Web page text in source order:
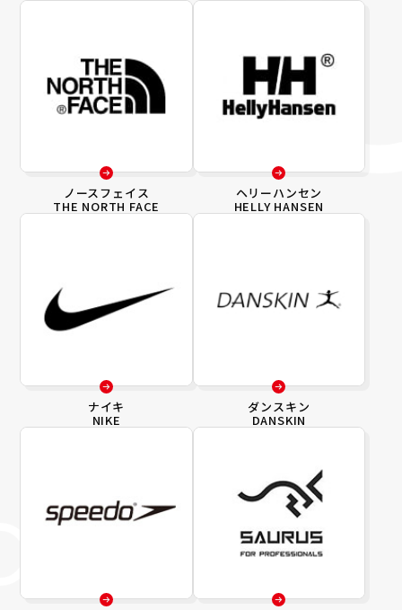
ノースフェイス
THE NORTH FACE
ヘリーハンセン
HELLY HANSEN
ナイキ
NIKE
ダンスキン
DANSKIN